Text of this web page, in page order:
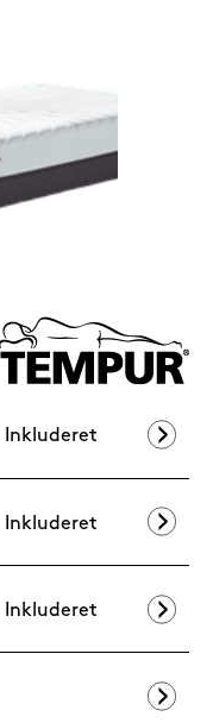
Inkluderet
Inkluderet
Inkluderet